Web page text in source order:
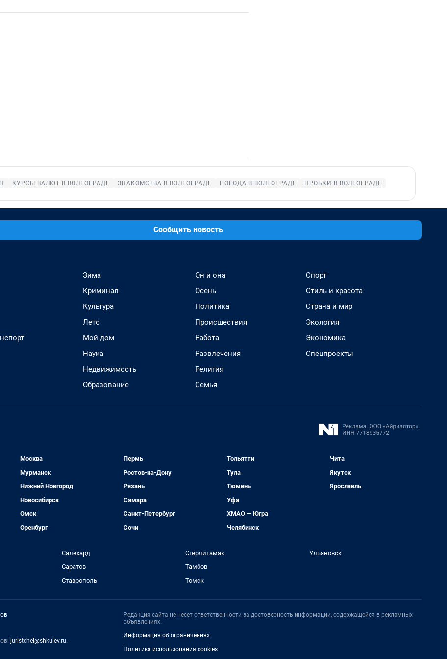
КУРСЫ ВАЛЮТ В ВОЛГОГРАДЕ ЗНАКОМСТВА В ВОЛГОГРАДЕ ПОГОДА В ВОЛГОГРАДЕ ПРОБКИ В ВОЛГОГРАДЕ
Сообщить новость
Зима
Криминал
Культура
Лето
Мой дом
Наука
Недвижимость
Образование
Он и она
Осень
Политика
Происшествия
Работа
Развлечения
Религия
Семья
Спорт
Стиль и красота
Страна и мир
Экология
Экономика
Спецпроекты
Москва
Мурманск
Нижний Новгород
Новосибирск
Омск
Оренбург
Пермь
Ростов-на-Дону
Рязань
Самара
Санкт-Петербург
Сочи
Тольятти
Тула
Тюмень
Уфа
ХМАО — Югра
Челябинск
Чита
Якутск
Ярославль
Салехард
Саратов
Ставрополь
Стерлитамак
Тамбов
Томск
Ульяновск
juristchel@shkulev.ru.
Редакция сайта не несет ответственности за достоверность информации, содержащейся в рекламных
объявлениях.
Информация об ограничениях
Политика использования cookies